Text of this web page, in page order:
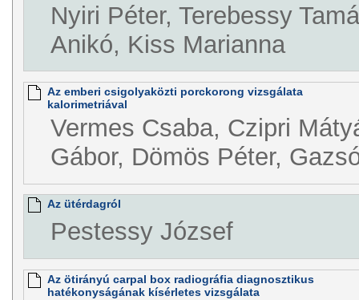
Nyiri Péter, Terebessy
Anikó, Kiss Marianna
Az emberi csigolyaközti porckorong vizsgálata
kalorimetriával
Vermes Csaba, Czipri
Gábor, Dömös Péter,
Az ütérdagról
Pestessy József
Az ötirányú carpal box radiográfia diagnosztikus
hatékonyságának kísérletes vizsgálata